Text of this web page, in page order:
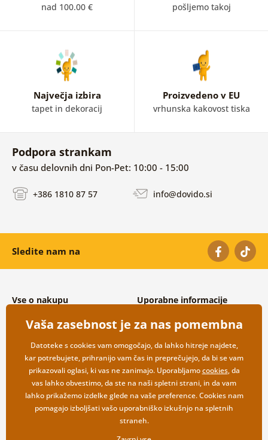
nad 100.00 € pošljemo takoj
Največja izbira
tapet in dekoracij
Proizvedeno v EU
vrhunska kakovost tiska
Podpora strankam
v času delovnih dni Pon-Pet: 10:00 - 15:00
+386 1810 87 57 info@dovido.si
Sledite nam na
Vse o nakupu
Splošni in reklamacijski pogoji
Varovanje osebnih podatkov
Možnosti dostave in plačila
Vračilo blaga
Uporabne informacije
Pogosto zastavljena vprašanja
Kontakti
Veleprodaja
Vaša zasebnost je za nas pomembna
Datoteke s cookies vam omogočajo, da lahko hitreje najdete,
kar potrebujete, prihranijo vam čas in preprečujejo, da bi se vam
prikazovali oglasi, ki vas ne zanimajo. Uporabljamocookies, da
vas lahko obvestimo, da ste na naši spletni strani, in da vam
lahko prikažemo izdelke glede na vaše preference. Cookies nam
pomagajo izboljšati vašo uporabniško izkušnjo na spletnih
straneh.